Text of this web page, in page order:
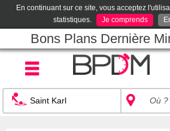
En continuant sur ce site, vous acceptez
statistiques.
Je comprends
Bons Plans Dernière